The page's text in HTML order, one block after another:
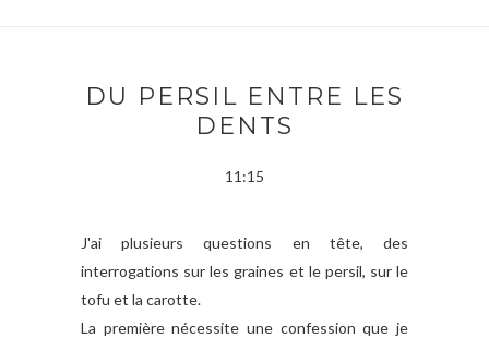
DU PERSIL ENTRE LES
DENTS
11:15
J'ai plusieurs questions en tête, des
interrogations sur les graines et le persil, sur le
tofu et la carotte.
La première nécessite une confession que je